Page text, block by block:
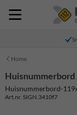
Home
Huisnummerbord-
Art.nr. SIGN.3410f7